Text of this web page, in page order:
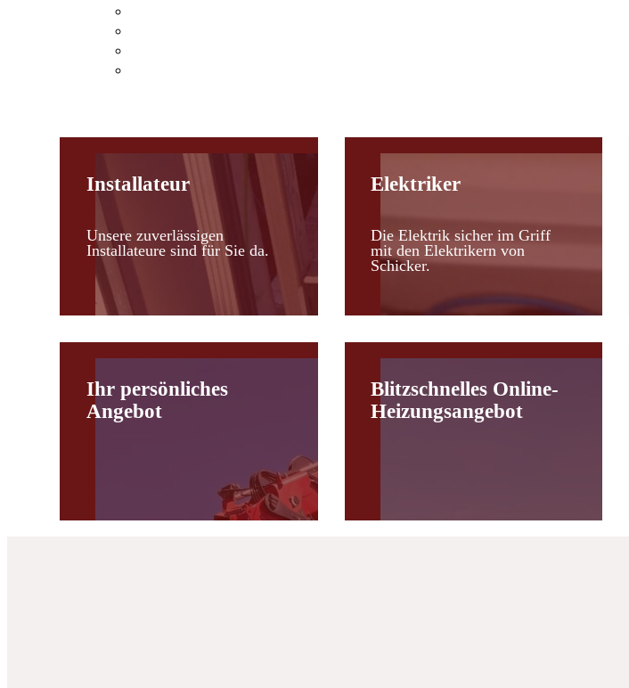
Installateur
Unsere zuverlässigen
Installateure sind für Sie da.
Elektriker
Die Elektrik sicher im Griff
mit den Elektrikern von
Schicker.
Ihr persönliches
Angebot
Blitzschnelles Online-
Heizungsangebot